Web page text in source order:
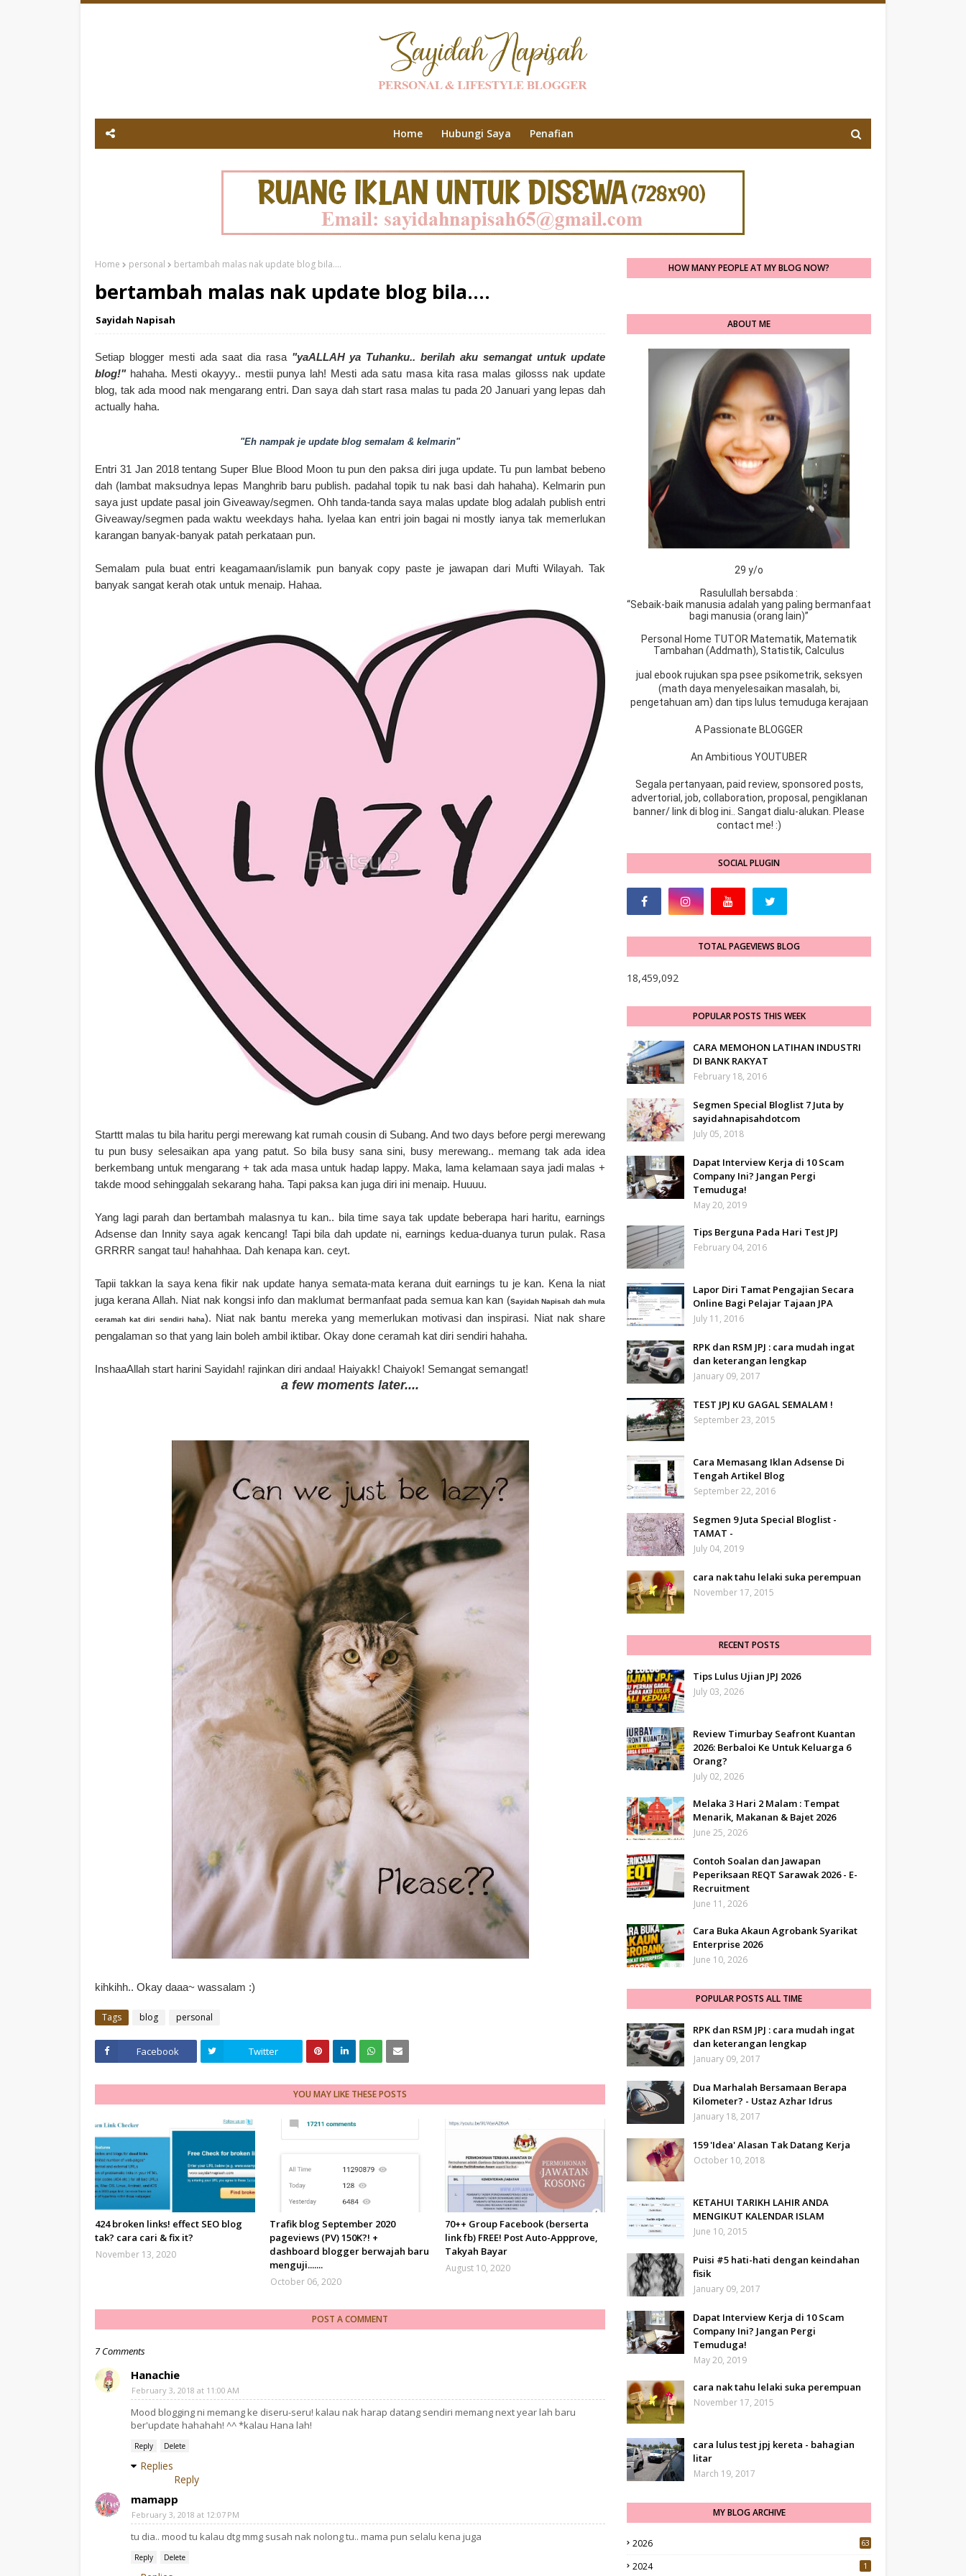
Home Hubungi Saya Penafian
Home personal bertambah malas nak update blog bila....
bertambah malas nak update blog bila....
Sayidah Napisah
Setiap blogger mesti ada saat dia rasa "yaALLAH ya Tuhanku.. berilah aku semangat untuk update
blog!"hahaha. Mesti okayyy.. mestii punya lah! Mesti ada satu masa kita rasa malas gilosss nak update
blog, tak ada mood nak mengarang entri. Dan saya dah start rasa malas tu pada 20 Januari yang lepas dah
actually haha.
"Eh nampak je update blog semalam & kelmarin"
Entri 31 Jan 2018 tentang Super Blue Blood Moon tu pun den paksa diri juga update. Tu pun lambat bebeno
dah (lambat maksudnya lepas Manghrib baru publish. padahal topik tu nak basi dah hahaha). Kelmarin pun
saya just update pasal join Giveaway/segmen. Ohh tanda-tanda saya malas update blog adalah publish entri
Giveaway/segmen pada waktu weekdays haha. Iyelaa kan entri join bagai ni mostly ianya tak memerlukan
karangan banyak-banyak patah perkataan pun.
Semalam pula buat entri keagamaan/islamik pun banyak copy paste je jawapan dari Mufti Wilayah. Tak
banyak sangat kerah otak untuk menaip. Hahaa.
Starttt malas tu bila haritu pergi merewang kat rumah cousin di Subang. And two days before pergi merewang
tu pun busy selesaikan apa yang patut. So bila busy sana sini, busy merewang.. memang tak ada idea
berkembang untuk mengarang + tak ada masa untuk hadap lappy. Maka, lama kelamaan saya jadi malas +
takde mood sehinggalah sekarang haha. Tapi paksa kan juga diri ini menaip. Huuuu.
Yang lagi parah dan bertambah malasnya tu kan.. bila time saya tak update beberapa hari haritu, earnings
Adsense dan Innity saya agak kencang! Tapi bila dah update ni, earnings kedua-duanya turun pulak. Rasa
GRRRR sangat tau! hahahhaa. Dah kenapa kan. ceyt.
Tapii takkan la saya kena fikir nak update hanya semata-mata kerana duit earnings tu je kan. Kena la niat
juga kerana Allah. Niat nak kongsi info dan maklumat bermanfaat pada semua kan kan (Sayidah Napisah dah mula
ceramah kat diri sendiri haha). Niat nak bantu mereka yang memerlukan motivasi dan inspirasi. Niat nak share
pengalaman so that yang lain boleh ambil iktibar. Okay done ceramah kat diri sendiri hahaha.
InshaaAllah start harini Sayidah! rajinkan diri andaa! Haiyakk! Chaiyok! Semangat semangat!
a few moments later....
kihkihh.. Okay daaa~ wassalam :)
Tags blog personal
Facebook Twitter
YOU MAY LIKE THESE POSTS
424 broken links! effect SEO blog
tak? cara cari & fix it?
November 13, 2020
Trafik blog September 2020
pageviews (PV) 150K?! +
dashboard blogger berwajah baru
menguji.......
October 06, 2020
70++ Group Facebook (berserta
link fb) FREE! Post Auto-Appprove,
Takyah Bayar
August 10, 2020
POST A COMMENT
7 Comments
Hanachie
February 3, 2018 at 11:00 AM
Mood blogging ni memang ke diseru-seru! kalau nak harap datang sendiri memang next year lah baru
ber'update hahahah! ^^ *kalau Hana lah!
Reply Delete
Replies
Reply
mamapp
February 3, 2018 at 12:07 PM
tu dia.. mood tu kalau dtg mmg susah nak nolong tu.. mama pun selalu kena juga
Reply Delete
HOW MANY PEOPLE AT MY BLOG NOW?
ABOUT ME
29 y/o
Rasulullah bersabda :
“Sebaik-baik manusia adalah yang paling bermanfaat
bagi manusia (orang lain)”
Personal Home TUTOR Matematik, Matematik
Tambahan (Addmath), Statistik, Calculus
jual ebook rujukan spa psee psikometrik, seksyen
(math daya menyelesaikan masalah, bi,
pengetahuan am) dan tips lulus temuduga kerajaan
A Passionate BLOGGER
An Ambitious YOUTUBER
Segala pertanyaan, paid review, sponsored posts,
advertorial, job, collaboration, proposal, pengiklanan
banner/ link di blog ini.. Sangat dialu-alukan. Please
contact me! :)
SOCIAL PLUGIN
TOTAL PAGEVIEWS BLOG
18,459,092
POPULAR POSTS THIS WEEK
CARA MEMOHON LATIHAN INDUSTRI
DI BANK RAKYAT
February 18, 2016
Segmen Special Bloglist 7 Juta by
sayidahnapisahdotcom
July 05, 2018
Dapat Interview Kerja di 10 Scam
Company Ini? Jangan Pergi
Temuduga!
May 20, 2019
Tips Berguna Pada Hari Test JPJ
February 04, 2016
Lapor Diri Tamat Pengajian Secara
Online Bagi Pelajar Tajaan JPA
July 11, 2016
RPK dan RSM JPJ : cara mudah ingat
dan keterangan lengkap
January 09, 2017
TEST JPJ KU GAGAL SEMALAM !
September 23, 2015
Cara Memasang Iklan Adsense Di
Tengah Artikel Blog
September 22, 2016
Segmen 9 Juta Special Bloglist -
TAMAT -
July 04, 2019
cara nak tahu lelaki suka perempuan
November 17, 2015
RECENT POSTS
Tips Lulus Ujian JPJ 2026
July 03, 2026
Review Timurbay Seafront Kuantan
2026: Berbaloi Ke Untuk Keluarga 6
Orang?
July 02, 2026
Melaka 3 Hari 2 Malam : Tempat
Menarik, Makanan & Bajet 2026
June 25, 2026
Contoh Soalan dan Jawapan
Peperiksaan REQT Sarawak 2026 - E-
Recruitment
June 11, 2026
Cara Buka Akaun Agrobank Syarikat
Enterprise 2026
June 10, 2026
POPULAR POSTS ALL TIME
RPK dan RSM JPJ : cara mudah ingat
dan keterangan lengkap
January 09, 2017
Dua Marhalah Bersamaan Berapa
Kilometer? - Ustaz Azhar Idrus
January 18, 2017
159 'Idea' Alasan Tak Datang Kerja
October 10, 2018
KETAHUI TARIKH LAHIR ANDA
MENGIKUT KALENDAR ISLAM
June 10, 2015
Puisi #5 hati-hati dengan keindahan
fisik
January 09, 2017
Dapat Interview Kerja di 10 Scam
Company Ini? Jangan Pergi
Temuduga!
May 20, 2019
cara nak tahu lelaki suka perempuan
November 17, 2015
cara lulus test jpj kereta - bahagian
litar
March 19, 2017
MY BLOG ARCHIVE
2026 63
2024 1